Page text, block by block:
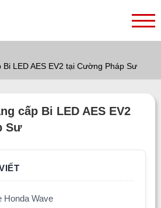
Bi LED AES EV2 tại Cường Pháp Sư
cấp Bi LED AES EV2
Sư
Honda Wave